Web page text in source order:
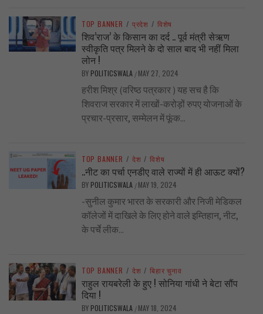
TOP BANNER / प्रदेश / विशेष
शिव’राज’ के किसान का दर्द .. पूर्व मंत्री सेऋण
स्वीकृति पत्र मिलने के दो साल बाद भी नहीं मिला
लोन !
BY POLITICSWALA / MAY 27, 2024
हरीश मिश्र (वरिष्ठ पत्रकार ) यह सच है कि
शिवराज सरकार में लाखों-करोड़ों रुपए योजनाओं के
प्रचार-प्रसार, सम्मेलन में फूंक...
TOP BANNER / देश / विशेष
..नीट का पर्चा एनडीए वाले राज्यों में ही आऊट क्यों?
BY POLITICSWALA / MAY 19, 2024
-सुनील कुमार भारत के सरकारी और निजी मेडिकल
कॉलेजों में दाखिले के लिए होने वाले इम्तिहान, नीट,
के पर्चे लीक...
TOP BANNER / देश / बिहार चुनाव
राहुल रायबरेली के हुए ! सोनिया गांधी ने बेटा सौंप
दिया !
BY POLITICSWALA / MAY 18, 2024